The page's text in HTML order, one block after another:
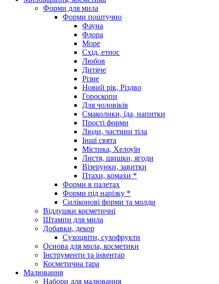
Форми для мила
Форми поштучно
Фауна
Флора
Море
Схід, етнос
Любов
Дитяче
Різне
Новий рік, Різдво
Гороскопи
Для чоловіків
Смаколики, їда, напитки
Прості форми
Люди, частини тіла
Інші свята
Містика, Хелоуїн
Листя, шишки, ягоди
Візерунки, завитки
Птахи, комахи *
Форми в палетах
Форми під нарізку *
Силіконові форми та молди
Віддушки косметичні
Штампи для мила
Добавки, декор
Сухоцвіти, сухофрукти
Основа для мила, косметики
Інструменти та інвентар
Косметична тара
Малювання
Набори для малювання